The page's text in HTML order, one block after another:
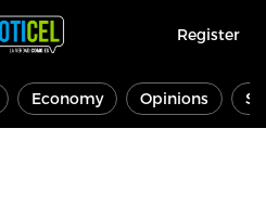
Register
Economy Opinions